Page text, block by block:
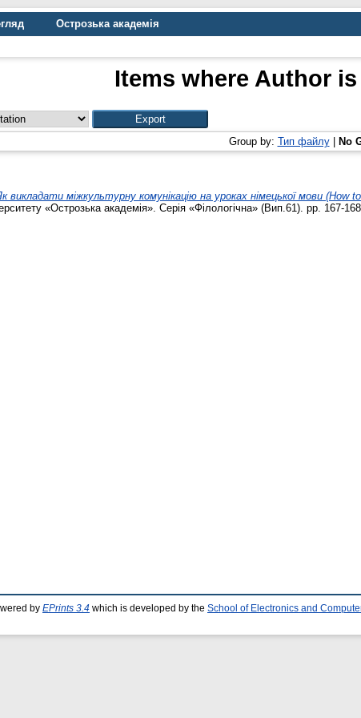
Острозька академія
Items where Author
Group by: Тип файлу| No
викладати міжкультурну комунікацію на уроках німецької мови
«Острозька академія». Серія «Філологічна» (Вип.61). pp. 167-168.
by EPrints 3.4 which is developed by the School of Electronics and